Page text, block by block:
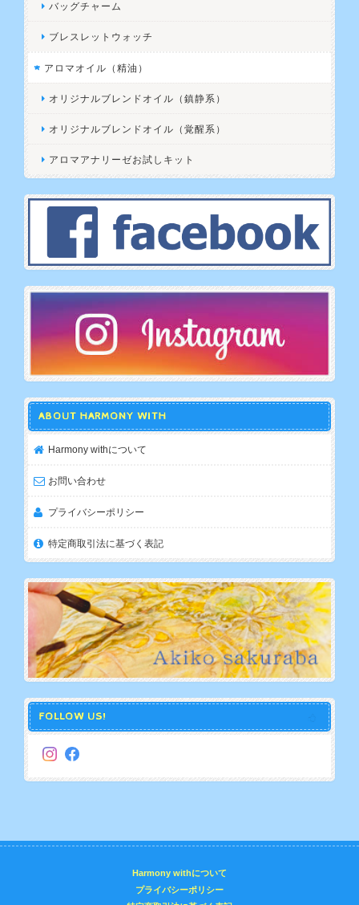
バッグチャーム
ブレスレットウォッチ
アロマオイル（精油）
オリジナルブレンドオイル（鎮静系）
オリジナルブレンドオイル（覚醒系）
アロマアナリーゼお試しキット
ABOUT HARMONY WITH
Harmony withについて
お問い合わせ
プライバシーポリシー
特定商取引法に基づく表記
FOLLOW US!
Harmony withについて
プライバシーポリシー